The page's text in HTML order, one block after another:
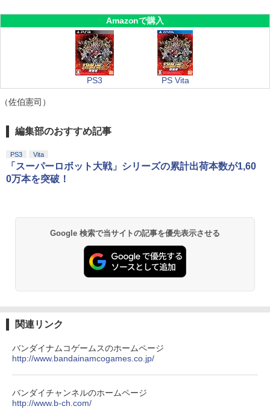
Amazonで購入
PS3 PS Vita
（佐伯憲司）
編集部のおすすめ記事
PS3 Vita
「スーパーロボット大戦」シリーズの累計出荷本数が1,60
0万本を突破！
Google 検索で当サイトの記事を優先表示させる
関連リンク
バンダイナムコゲームスのホームページ
http://www.bandainamcogames.co.jp/
バンダイチャンネルのホームページ
http://www.b-ch.com/